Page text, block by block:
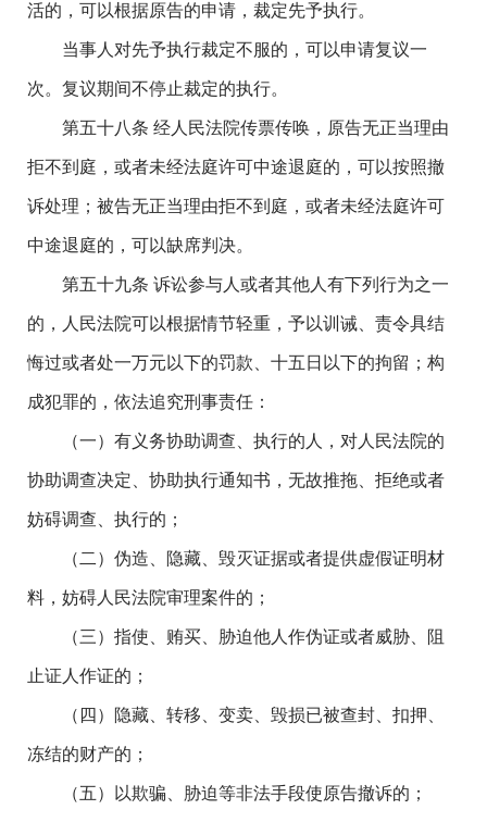
活的，可以根据原告的申请，裁定先予执行。
当事人对先予执行裁定不服的，可以申请复议一
次。复议期间不停止裁定的执行。
第五十八条 经人民法院传票传唤，原告无正当理由
拒不到庭，或者未经法庭许可中途退庭的，可以按照撤
诉处理；被告无正当理由拒不到庭，或者未经法庭许可
中途退庭的，可以缺席判决。
第五十九条 诉讼参与人或者其他人有下列行为之一
的，人民法院可以根据情节轻重，予以训诫、责令具结
悔过或者处一万元以下的罚款、十五日以下的拘留；构
成犯罪的，依法追究刑事责任：
（一）有义务协助调查、执行的人，对人民法院的
协助调查决定、协助执行通知书，无故推拖、拒绝或者
妨碍调查、执行的；
（二）伪造、隐藏、毁灭证据或者提供虚假证明材
料，妨碍人民法院审理案件的；
（三）指使、贿买、胁迫他人作伪证或者威胁、阻
止证人作证的；
（四）隐藏、转移、变卖、毁损已被查封、扣押、
冻结的财产的；
（五）以欺骗、胁迫等非法手段使原告撤诉的；